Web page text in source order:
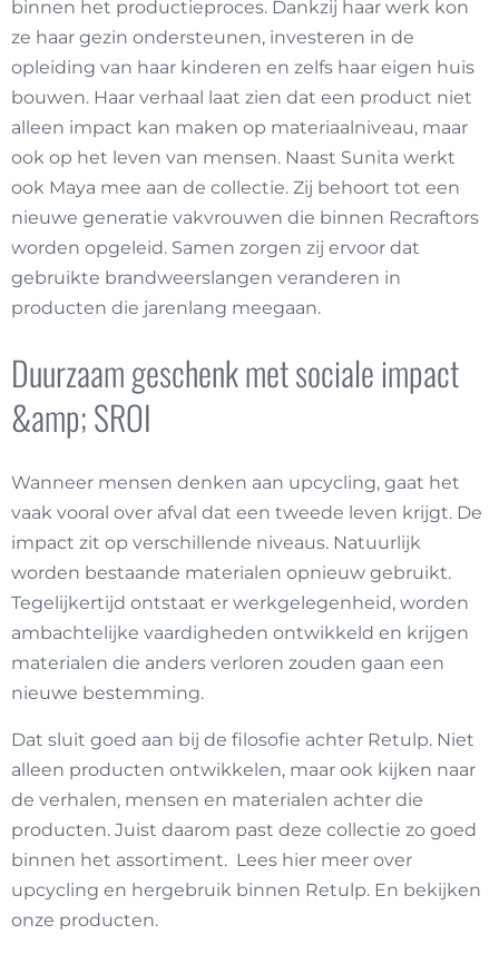
binnen het productieproces. Dankzij haar werk kon
ze haar gezin ondersteunen, investeren in de
opleiding van haar kinderen en zelfs haar eigen huis
bouwen. Haar verhaal laat zien dat een product niet
alleen impact kan maken op materiaalniveau, maar
ook op het leven van mensen. Naast Sunita werkt
ook Maya mee aan de collectie. Zij behoort tot een
nieuwe generatie vakvrouwen die binnen Recraftors
worden opgeleid. Samen zorgen zij ervoor dat
gebruikte brandweerslangen veranderen in
producten die jarenlang meegaan.
Duurzaam geschenk met sociale impact
&amp; SROI
Wanneer mensen denken aan upcycling, gaat het
vaak vooral over afval dat een tweede leven krijgt. De
impact zit op verschillende niveaus. Natuurlijk
worden bestaande materialen opnieuw gebruikt.
Tegelijkertijd ontstaat er werkgelegenheid, worden
ambachtelijke vaardigheden ontwikkeld en krijgen
materialen die anders verloren zouden gaan een
nieuwe bestemming.
Dat sluit goed aan bij de filosofie achter Retulp. Niet
alleen producten ontwikkelen, maar ook kijken naar
de verhalen, mensen en materialen achter die
producten. Juist daarom past deze collectie zo goed
binnen het assortiment. Lees hier meer over
upcycling en hergebruik binnen Retulp. En bekijken
onze producten.